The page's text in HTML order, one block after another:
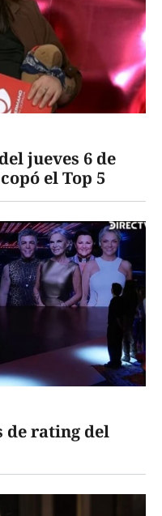
jueves 6 de
el Top 5
de rating del